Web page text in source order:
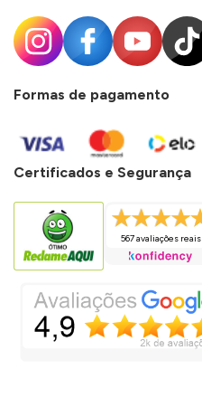
Formas de pagamento
Certificados e Segurança
567 avaliações reais